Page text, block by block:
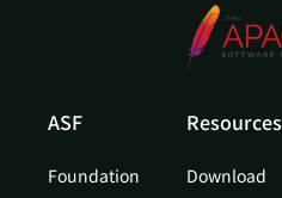
ASF
Foundation
Resources
Download